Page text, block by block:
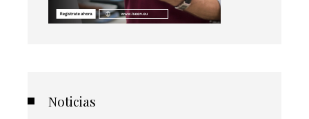
Noticias